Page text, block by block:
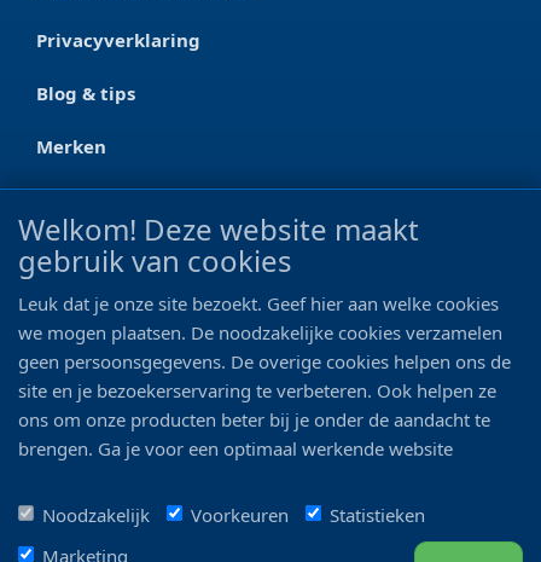
Privacyverklaring
Blog & tips
Merken
CONTACT
Ootmarsumseweg 125a
0546 - 622 990
06 - 11 19 81 42
info@bo-vis.nl
Welkom! Deze website maakt
gebruik van cookies
Leuk dat je onze site bezoekt. Geef hier aan welke cookies
we mogen plaatsen. De noodzakelijke cookies verzamelen
geen persoonsgegevens. De overige cookies helpen ons de
site en je bezoekerservaring te verbeteren. Ook helpen ze
ons om onze producten beter bij je onder de aandacht te
brengen. Ga je voor een optimaal werkende website
Noodzakelijk
Voorkeuren
Statistieken
Marketing